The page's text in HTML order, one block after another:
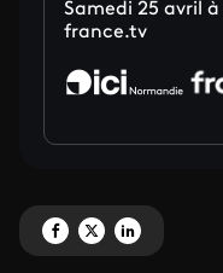
Samedi 25 avril
france.tv
Partagez 'Homard et
Partagez 'Homard et
Partagez